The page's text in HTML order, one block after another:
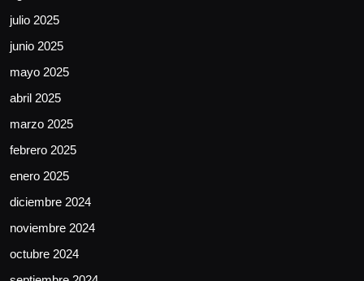
julio 2025
junio 2025
mayo 2025
abril 2025
marzo 2025
febrero 2025
enero 2025
diciembre 2024
noviembre 2024
octubre 2024